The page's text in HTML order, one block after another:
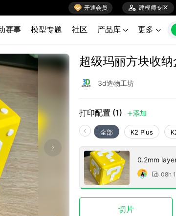
 开通会员  建模师专区
赛事 模型专题 社区 产品库  更多 
超级玛丽方块收纳
3d造物工坊
打印配置 (1) 添加
全部 K2 Plus
0.2mm
 08h
切片